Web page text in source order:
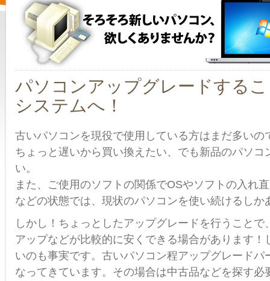
パソコンアップグレードする
システムへ！
古いパソコンを現役で使用している方はまだ多いの
ちょっと遅いから買い換えたい、でも新品のパソコ
い。
また、ご使用のソフトの関係でOSやソフトの入れ
などの状態では、現状のパソコンを使い続けるしか
しかし！ちょっとしたアップグレードを行うこと
アップなどが比較的に安くできる場合があります！
いのも事実です。古いパソコン程アップグレードパ
なってきています。その場合は中古品などを探す必